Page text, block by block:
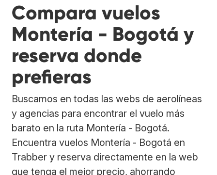
Compara vuelos
Montería - Bogotá y
reserva donde
prefieras
Buscamos en todas las webs de aerolíneas
y agencias para encontrar el vuelo más
barato en la ruta Montería - Bogotá.
Encuentra vuelos Montería - Bogotá en
Trabber y reserva directamente en la web
que tenga el mejor precio, ahorrando